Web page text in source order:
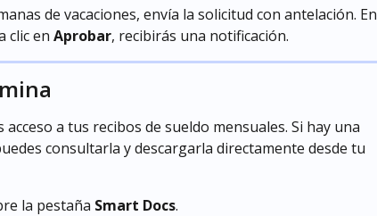
de vacaciones, envía la solicitud con antelación. En
clic en Aprobar, recibirás una notificación.
a tus recibos de sueldo mensuales. Si hay una
consultarla y descargarla directamente desde tu
la pestaña Smart Docs.